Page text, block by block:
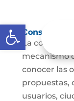
Abrir barra de
Consulta
La consulta
mecanismo
conocer las
propuestas,
usuarios,